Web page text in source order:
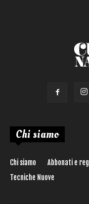
Chi siamo
Chi siamo Abbonati e
Tecniche Nuove